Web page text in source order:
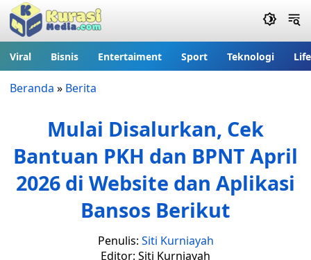
Viral Bisnis Entertaiment Sport Teknologi
Beranda » Berita
Mulai Disalurkan, Cek
Bantuan PKH dan BPNT April
2026 di Website dan Aplikasi
Bansos Berikut
Penulis: Siti Kurniayah
Editor: Siti Kurniayah